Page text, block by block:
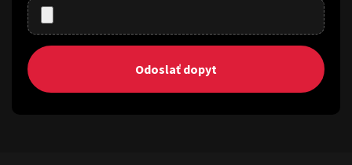
Odoslať dopyt